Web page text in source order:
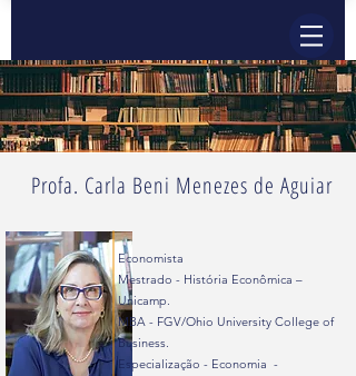
Profa. Carla Beni Menezes de Aguiar
Economista
Mestrado - História Econômica –
Unicamp.
MBA - FGV/Ohio University College of
Business.
Especialização - Economia -